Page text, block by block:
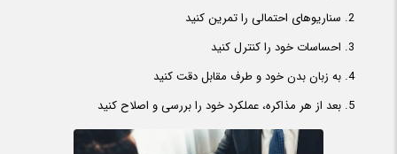
سناریوهای احتمالی را تمرین کنید
احساسات خود را کنترل کنید
به زبان بدن خود و طرف مقابل دقت کنید
بعد از هر مذاکره، عملکرد خود را بررسی و اصلاح کنید